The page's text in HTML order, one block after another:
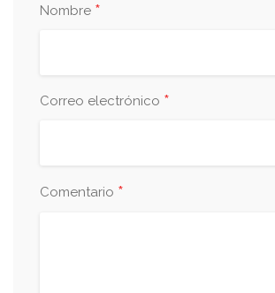
Nombre *
Correo electrónico *
Comentario *